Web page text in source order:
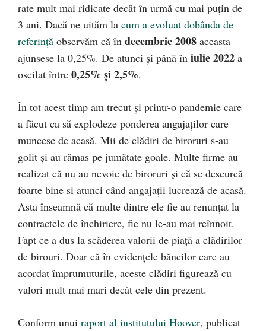
rate mult mai ridicate decât în urmă cu mai puțin de
3 ani. Dacă ne uităm la cum a evoluat dobânda de
referință observăm că în decembrie 2008 aceasta
ajunsese la 0,25%. De atunci și până în iulie 2022 a
oscilat între 0,25% și 2,5%.
În tot acest timp am trecut și printr-o pandemie care
a făcut ca să explodeze ponderea angajaților care
muncesc de acasă. Mii de clădiri de biroruri s-au
golit și au rămas pe jumătate goale. Multe firme au
realizat că nu au nevoie de biroruri și că se descurcă
foarte bine si atunci când angajații lucrează de acasă.
Asta înseamnă că multe dintre ele fie au renunțat la
contractele de închiriere, fie nu le-au mai reînnoit.
Fapt ce a dus la scăderea valorii de piață a clădirilor
de birouri. Doar că în evidențele băncilor care au
acordat împrumuturile, aceste clădiri figurează cu
valori mult mai mari decât cele din prezent.
Conform unui raport al institutului Hoover, publicat